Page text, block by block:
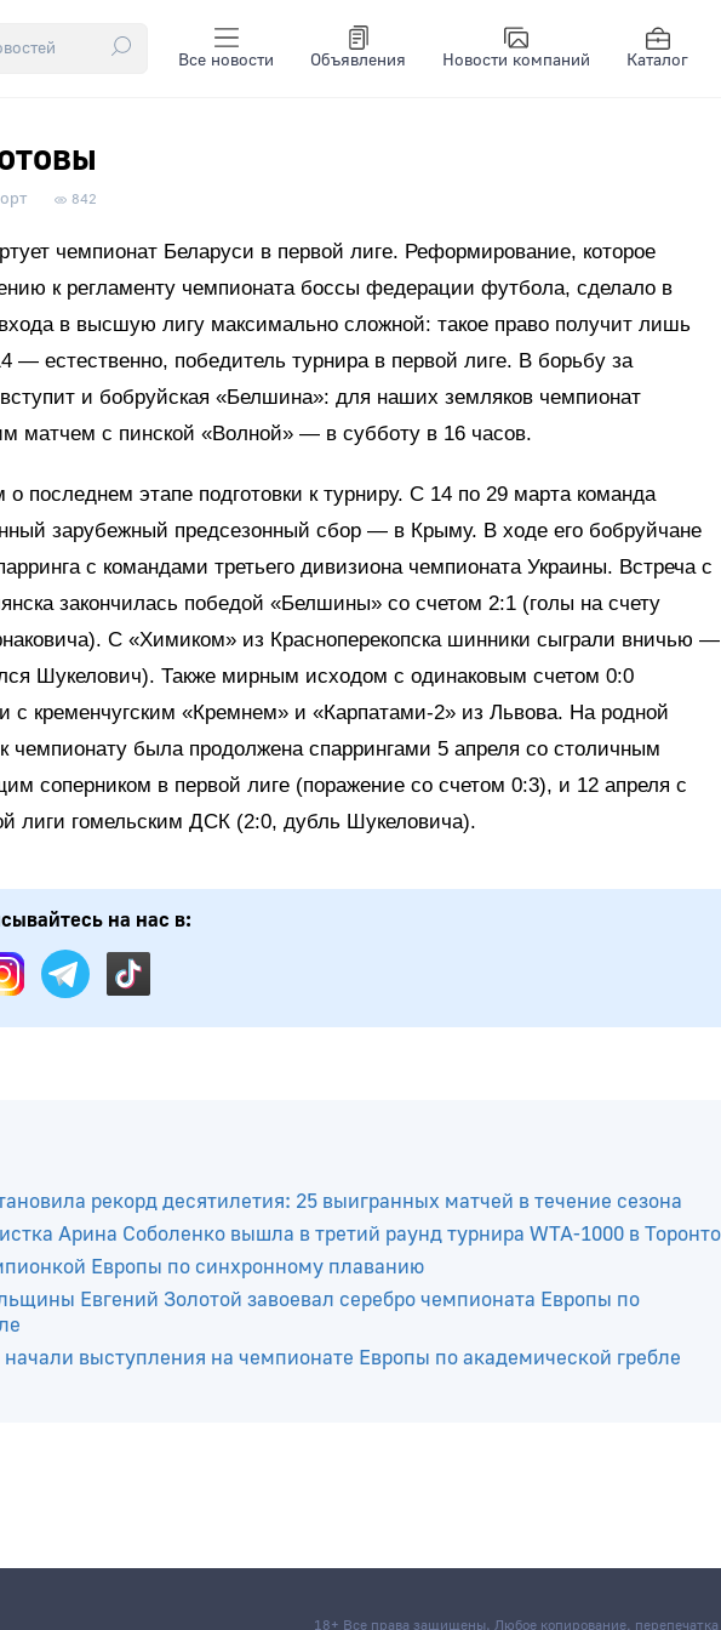
Все новости Объявления Новости компаний Каталог
842
чемпионат Беларуси в первой лиге. Реформирование, которое
к регламенту чемпионата боссы федерации футбола, сделало в
в высшую лигу максимально сложной: такое право получит лишь
— естественно, победитель турнира в первой лиге. В борьбу за
и бобруйская «Белшина»: для наших земляков чемпионат
матчем с пинской «Волной» — в субботу в 16 часов.
последнем этапе подготовки к турниру. С 14 по 29 марта команда
зарубежный предсезонный сбор — в Крыму. В ходе его бобруйчане
с командами третьего дивизиона чемпионата Украины. Встреча с
закончилась победой «Белшины» со счетом 2:1 (голы на счету
С «Химиком» из Красноперекопска шинники сыграли вничью —
Шукелович). Также мирным исходом с одинаковым счетом 0:0
с кременчугским «Кремнем» и «Карпатами-2» из Львова. На родной
чемпионату была продолжена спаррингами 5 апреля со столичным
соперником в первой лиге (поражение со счетом 0:3), и 12 апреля с
лиги гомельским ДСК (2:0, дубль Шукеловича).
нас в:
рекорд десятилетия: 25 выигранных матчей в течение сезона
Арина Соболенко вышла в третий раунд турнира WTA-1000 в Торонто
Европы по синхронному плаванию